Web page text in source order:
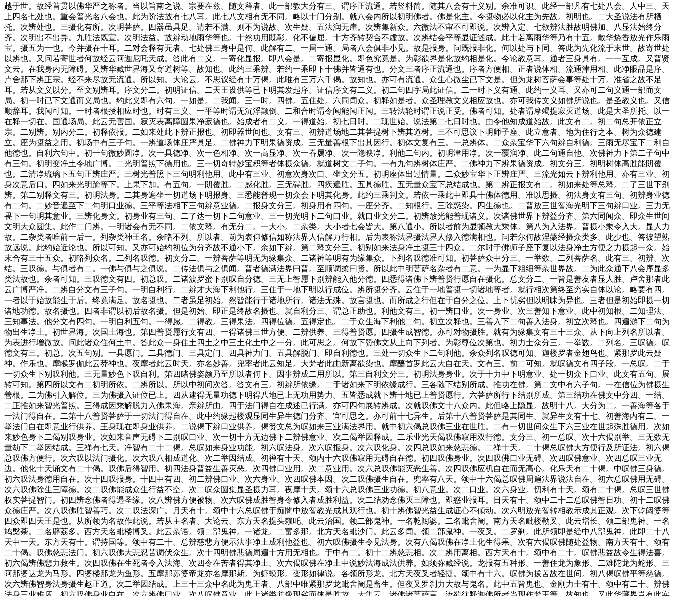
越于世。故经首贯以佛华严之称者。当以旨南之说。宗要在兹。随文释者。此一部教大分有三。谓序正流通。若竖料简。随其八会有十义别。余准可识。此经一部凡有七处八会。人中三。天
上四名七处也。重会普光名八会也。此为阶法故有七八耳。此七八文相有无不同。略以十门分别。就八会内所以初明佛者。佛是化主。今摄物必以化主为先故。初明也。二大圣说法有所栖
托。次辨处也。三摄化有所。次明菩萨。四器虽具足。请若不满。则不为说故。次生疑。五法润无崖。次辨集新众。六微法不审不可即说。次辨入定。七欲辨法胜故明佛加。八显法始终分
齐。次明出不出异。九胜法既宣。次明法益。故辨动地雨华等也。十然功用既彰。化不偏屈。十方齐转契合不虚故。次辨结会平等显证述成。此十若离雨华等乃有十五。散华烧香放光作乐雨
宝。摄五为一也。今并摄在十耳。二对会释有无者。七处佛三身中是何。此解有二。一局一通。局者八会俱非小见。故是报身。问既报非化。何以处与下同。答此为先化流于末世。故寄世处
以辨也。又问若寄世者何故经云阿迦尼吒天成。答此有二义。一寄化显报。即八会是。二寄报显化。即色究竟是。为彰欲界是化故约相是化。今论教意耳。通者三身具有。一一互成。又普贤
文云。在我身内无障碍。又辨华藏世界海又寄道树等。故知也。此约三乘辨。若约一乘即下十佛并皆通有也。分文三者序正流通也。序者方便相。正者说体相。流通津用相。此净眼品是序。
卢舍那下辨正宗。经不来尽故无流通。所以知。大论云。不思议经有十万偈。此唯有三万六千偈。故知也。亦可有流通。众生心微尘已下文是。但为龙树菩萨会事等处十万。准省之故不足
耳。若从文义以分。至文别辨耳。序文分二。初明证信。二天王设供等已下明其发起序。证信序文有二义。初二句四字局此证信。二一时下义有通。此约一义耳。又亦可二句义通一部而文
局。初一时已下文通而义局也。约此义即有六句。一如是。二我闻。三一时。四佛。五住处。六同闻众。初释如是者。众圣理教文义相应故也。亦可我传文义如佛所说也。是圣教义也。又信
顺辞耳。我闻可知。一时者根授相应时也。时有三义。一平等时谓无沉浮颠倒。二和合时谓令闻能闻正闻。三转法轮时谓正说正受。佛者可知。处者谓摩竭提寂灭道场。此是大圣所托。以一
在释一切在。国通场局。此云无害国。寂灭表离障圆果净寂德也。始成者有二义。一得道始。初七日时。二现世始。说法第二七日时也。由令他知成道始故。此文有二。初二句总开依正立
宗。二别辨。别内分二。初释依报。二如来处此下辨正报也。初即器世间也。文有三。初辨道场地二其菩提树下辨其道树。三不可思议下明师子座。此立意者。地为住行之本。树为众德建
立。座为摄益之用。初场中有三子句。一辨道场体庄严具足。二佛神力下明果德资成。三无量善根下出其因行。初体文复有三。一总辨体。二众杂宝华下六句辨自利德。三雨无尽宝下二利自
他德也。自利六句中。初一句微妙圆净。次一具德净。次一色相净。次一高显净。次一眷属净。次一隐映净。利他二句内。初明津用净。次一覆润净。此二句通自他。次佛神力下第二子句中
有三句。初明变净土令地广博。二光明普照下德用也。三一切奇特妙宝积等者体摄众德。就道树文二子句。一有九句辨树体庄严。二佛神力下辨果德资成。初文分三。初明树体高胜能阴覆
也。二清净琉璃下五句正辨庄严。三树光普照下三句明利他用。此中有三业。初意次身次口。坐文分五。初明座体出过情量。二众妙宝华下正辨庄严。三流光如云下辨利他用。亦有三业。初
身次意后口。四如来光明踰等下。上果下加。有五句。一阴覆胜。二感化胜。三无碍胜。四疾遍胜。五具德胜。五无量众宝下总结成也。第二辨正报文有二。初如来处等总释。二了三世下别
辨。第二别释文有三。初明法身。二其身遍坐一切道场下明报身。三悉能普现一切众会下明其化身。此约三乘判文。若依一乘此中即具十佛体德用。准以思摄。初法身文有三句。初辨身业德
有二句。二妙音遍至下二句明口业德。三平等法相下三句辨意业德。二报身文分三。初身用有四句。一座分齐。二知根行。三除惑染。四生德也。二普放三世智海光明下三句辨口业。三力无
畏下一句明其意业。三辨化身文。初身业有三句。二了达一切下二句意业。三一切光明下二句口业。就口业文分二。初辨放光能普现诸义。次诸佛世界下辨益分齐。第六同闻众。即众生世间
文明大众圆集。此作二门辨。一明诸会有无不同。二依文释。有无分二。一大小。二杂类。大小者七会皆大。第八通小。所以者前为显顿教大乘体。第八为入法界。普摄小乘令入大。显人力
故。二杂类者唯前一后一。列杂类神王名。余略不列。所以者。前为表仰修信如称法界人信解万行相。后为表称法界摄法界人修入德满相也。问若尔何故涅槃经摄众类多。此少也。答彼望熟
故远说。此约始近论也。所以可知。又亦可始约初位为分齐故不通小下。余如下辨。第二释文分三。初别如来法身净土摄三十四众。二尔时于佛师子座下复以法身净土方便之力摄起一众。始
末合有三十五众。初略列众名。二列名叹德。初文分二。一辨菩萨等明无为缘集众。二诸神等明有为缘集众。下列名叹德准可知。初菩萨众中分三。一举数。二列菩萨名。此有三。初辨。次
结。三叹德。与俱者有二。一佛与俱与之俱说。二传法俱与之俱闻。普者德满法界曰普。至顺调柔曰贤。所以此中明菩萨名杂者有二意。一为显下粗细等杂世界故。二为此众通下八会序显多
类法故也。余者可知。三叹德文有四。初总叹。二诸波罗蜜下别叹自分德。三无上智愿下别辨能入他分德。四悉得诸佛下辨普贤行愿自在摄化。总文分二。一皆是善友者显人胜。卢舍那者此
云广博严净。二辨自分文有三子句。一明自利行。二辨才大海下利他行。三住于一地下明以行成位。辨所摄分齐。云住于一地普摄一切诸地等者。就行相次第终至穷实自体以论。略要有四。
一者以于始故能生于后。终竟满足。故名摄也。二者虽足初始。然皆能行于诸地所行。诸法无殊。故言摄也。而所成之行但在于自分之位。上下忧劣但以明昧为异也。三者但是初始即摄一切
诸地功德。故名摄也。四者非谓以初后故名摄。但是初始。即正是终故名摄也。就自利分三。谓总正助也。利他文有三。初一辨口业。次一身业。次三善知下意业。此中初知根。二知理法。
三知事法。他分文有四句。一明自利五句。一得愿。二得教。三得果法。四得位德。五得定也。二于众生海下利他二句。初立次释也。三善入下二句善入法身。初立次释也。四遍游下二句为
物出生净土。初世界海。次国土海也。第四普贤愿行文有四。一得诸佛三世方便。二辨供养。三得普贤愿。四摄生成智德。亦可对物摄胜。就有为缘集文有三十三众。从下向上列名所以者。
为表进行增微故。问此诸众住何土中。答此众一身住土四土之中三土化土中之一分。此可思之。何故下赞佛文从上向下列者。为彰尊位次第也。初力士众分三。一举数。二列名。三叹德。叹
德文有三。初总。次五句别。一具愿门。二具德门。三具定门。四具神力门。五具解脱门。即自利德也。三处一切众生下二句利他。余众列名叹德可知。迦楼罗者金翅鸟也。紧那罗此云疑
神。作乐也。摩睺罗伽此云莽神也。夜摩者此云时天。亦名妙善。兜率者此云知足。大梵者此由新离欲染也。摩醯首罗此云大自在天。文有三。前二可知。就叹德文有四子段。一总叹。二于
一切众生下别叹利他。三无量妙色下叹自利。第四睹佛姿颜乃至所以者何下。因事辨成二用所以。第三自利文分三。初明法身身业。次于十力中下明意业。处一切众下口业。此文有五句。展
转可知。第四所以文有二初明所依。二辨所以。所以中初问次答。答文有三。初辨所依缘。二于诸如来下明依缘成行。三各随下结别所成。推功在佛。第二文中有六子句。一在信位为佛摄生
善根。二为佛引入解位。三为佛摄入证位已上。四从逮得无量功德下明得八地已上无功用势力。五皆悉成就下辨十地已上普贤愿行。六菩萨所行下结别所成。第三结功在佛文中分四。一结。
二正推如来智光普照。三得成因乘解脱力入佛果海。亲辨所由。四于法门得自在成述已行满。亦可四句展转辨成。次就叹佛文十八众内。此但略上隐显。故明十八。大分为二。一善海等各于
一法门得自在。二第十八普贤菩萨于一切法门得自在。此中约缘起楼观显同生异生德门分齐。宜可思之。亦可前十七异生。后第十八普贤菩萨是其同生。就异生文有十七。初善海内有二。一
举法门自在即意业行供养。王身现在即身业供养。二说偈下辨口业供养。偈赞文总为叹如来三业满法界用。就中初六偈总叹佛三业在世胜。二有一切世间众生下六三业在世起殊胜德用。次如
来妙色身下二偈别叹身业。次如来音声无碍下二别叹口业。次一切十方无边佛下二辨佛意业。次二偈举因释成。二乐业光天偈叹佛寂用双行德。文分三。初一总叹。次十六偈别举。三无数无
量劫下二举因结成。三禅有七天。净智有二十二偈。总叹如来身业功能。初六叹法身。次六叹报身。次六叹化身。次四总叹如来慈悲德。二禅十天。二十偈总叹佛大方便行及所证法。初六偈
总叹佛方便行。次六叹以法门摄化。次六叹八相成道化。次二举因结成。初禅有十天。颂内十六叹佛寂用无碍自在德。初四叹佛身业。次四叹佛口业无碍。次四叹佛意业。次四总叹三业无
边。他化十天诵文有二十偈。叹佛后得智用。初四法身普益生善灭恶。次四佛口业用。次二意业用。次六总叹佛能灭恶生善。次四叹佛应机自在而无高心。化乐天有二十偈。中叹佛三身德。
初六叹法身德用自在。次十四叹报身。十四中有四。初二辨佛口业。次六身业。次四叹佛本因。次二叹佛摄生自在。兜率有八天。颂中十六偈总叹佛周遍法界说法自在。初六总叹佛用无碍。
次六叹佛除生三障德。次二叹佛能成众生行益不空。次二叹众圆集显圣摄力耳。夜摩十天。颂十六总叹佛三业功德。初八意业。次二口业。次六身业。忉利有十天。颂有二十偈。总叹三世佛
权实菩提智门。初四辨念佛者得遇圣缘。次八辨佛方便被物。次六叹佛成胜智身令修入者成胜利益。次二结劝念佛灭三障也。即惑业报耳。日天有十。颂中二十二总叹佛智日功。初十二叹佛
众德庄严。次八叹佛胜智善巧。次二叹法深广。月天有十。颂中十六总叹佛于痴闇中放智教光成其观行也。初十辨佛智光益生成证心不倾动。次六明放光智转相教示成其正观。次下乾闼婆等
四众即四天王是也。从所领为名故作此说。若从主名者。大论云。东方天名提头赖吒。此云治国。领二部鬼神。一名乾闼婆。二名毗舍阇。南方天名毗楼勒叉。此云增长。领二部鬼神。一名
鸠槃荼。二名辟荔多。西方天名毗楼博叉。此云杂语。领二部鬼神。一诸龙。二富多那。北方天名毗沙门。此云多闻。领二部鬼神。一夜叉。二罗刹。此所领即是经中八部鬼神。此即二十八
天中一天。东方天有十。谓持国等。颂中有二十。总辨慈悲方便示法事净土成利他益也。初六叹佛摄生令见法身。次有八偈叹佛在净土化生得果。次有六偈叹佛随处益物。南方天有十。颂有
二十偈。叹佛慈悲法门。初六叹佛大悲忍苦调伏众生。次十四明佛悲德周遍十方用无相也。于中有二。初十二辨慈悲相。次二辨用离相。西方天有十。颂中有二十。叹佛悲益故令生得法喜。
初六偈辨佛悲力救生。次四叹佛在生死者令入法海。次四令在苦者得其净土。次六偈叹佛在净土中说妙法海成法供养。如须弥藏经说。龙报有五种形。一善住龙为象形。二难陀龙为蛇形。三
阿那婆达龙为马形。四婆楼那龙为鱼形。五摩那苏婆帝龙亦名摩那斯。为虾蟆形。变形如律说。各领所形龙。北方天夜叉者轻捷。颂中有十六。叹佛为拔苦故在世间。初八偈叹佛平等慈德。
次六辨佛智身法身摄生趣正道。次二举因结成。上三十三众中名此为鬼王者。八部中唯紧那罗龙毗舍阇是畜生。但夜叉罗刹力大故与鬼名。此中五皆鬼也。金刚力士有十。颂中有二十。辨佛